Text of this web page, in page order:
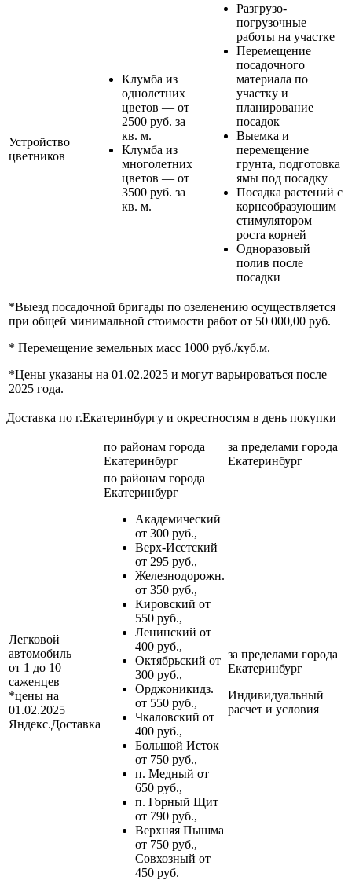
Устройство
цветников
Клумба из
однолетних
цветов — от
2500 руб. за
кв. м.
Клумба из
многолетних
цветов — от
3500 руб. за
кв. м.
Разгрузо-
погрузочные
работы на участке
Перемещение
посадочного
материала по
участку и
планирование
посадок
Выемка и
перемещение
грунта, подготовка
ямы под посадку
Посадка растений с
корнеобразующим
стимулятором
роста корней
Одноразовый
полив после
посадки
*Выезд посадочной бригады по озеленению осуществляется
при общей минимальной стоимости работ от 50 000,00 руб.
* Перемещение земельных масс 1000 руб./куб.м.
*Цены указаны на 01.02.2025 и могут варьироваться после
2025 года.
Доставка по г.Екатеринбургу и окрестностям в день покупки
по районам города
Екатеринбург
за пределами города
Екатеринбург
Легковой
автомобиль
от 1 до 10
саженцев
*цены на
01.02.2025
Яндекс.Доставка
по районам города
Екатеринбург
Академический
от 300 руб.,
Верх-Исетский
от 295 руб.,
Железнодорожн.
от 350 руб.,
Кировский от
550 руб.,
Ленинский от
400 руб.,
Октябрьский от
300 руб.,
Орджоникидз.
от 550 руб.,
Чкаловский от
400 руб.,
Большой Исток
от 750 руб.,
п. Медный от
650 руб.,
п. Горный Щит
от 790 руб.,
Верхняя Пышма
от 750 руб.,
Совхозный от
450 руб.
за пределами города
Екатеринбург
Индивидуальный
расчет и условия